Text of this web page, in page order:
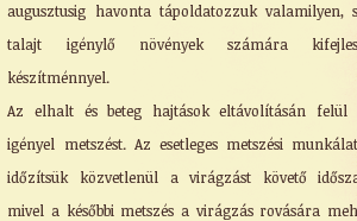
augusztusig havonta tápoldatozzuk valamilyen,
talajt igénylő növények számára
készítménnyel.
Az elhalt és beteg hajtások eltávolításán felül
igényel metszést. Az esetleges metszési
időzítsük közvetlenül a virágzást követő
mivel a későbbi metszés a virágzás rovására